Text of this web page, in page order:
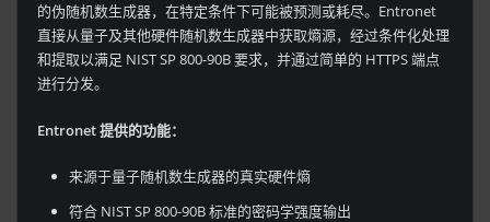
的伪随机数生成器，在特定条件下可能被预测或耗尽。Entronet
直接从量子及其他硬件随机数生成器中获取熵源，经过条件化处理
和提取以满足 NIST SP 800-90B 要求，并通过简单的 HTTPS 端点
进行分发。
Entronet 提供的功能：
来源于量子随机数生成器的真实硬件熵
符合 NIST SP 800-90B 标准的密码学强度输出